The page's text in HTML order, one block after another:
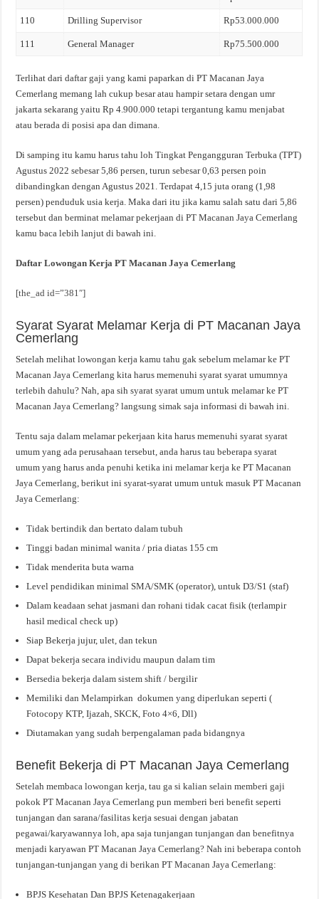
110 Drilling Supervisor Rp53.000.000
111 General Manager Rp75.500.000
Terlihat dari daftar gaji yang kami paparkan di PT Macanan Jaya
Cemerlang memang lah cukup besar atau hampir setara dengan umr
jakarta sekarang yaitu Rp 4.900.000 tetapi tergantung kamu menjabat
atau berada di posisi apa dan dimana.
Di samping itu kamu harus tahu loh Tingkat Pengangguran Terbuka (TPT)
Agustus 2022 sebesar 5,86 persen, turun sebesar 0,63 persen poin
dibandingkan dengan Agustus 2021. Terdapat 4,15 juta orang (1,98
persen) penduduk usia kerja. Maka dari itu jika kamu salah satu dari 5,86
tersebut dan berminat melamar pekerjaan di PT Macanan Jaya Cemerlang
kamu baca lebih lanjut di bawah ini.
Daftar Lowongan Kerja PT Macanan Jaya Cemerlang
[the_ad id=”381″]
Syarat Syarat Melamar Kerja di PT Macanan Jaya
Cemerlang
Setelah melihat lowongan kerja kamu tahu gak sebelum melamar ke PT
Macanan Jaya Cemerlang kita harus memenuhi syarat syarat umumnya
terlebih dahulu? Nah, apa sih syarat syarat umum untuk melamar ke PT
Macanan Jaya Cemerlang? langsung simak saja informasi di bawah ini.
Tentu saja dalam melamar pekerjaan kita harus memenuhi syarat syarat
umum yang ada perusahaan tersebut, anda harus tau beberapa syarat
umum yang harus anda penuhi ketika ini melamar kerja ke PT Macanan
Jaya Cemerlang, berikut ini syarat-syarat umum untuk masuk PT Macanan
Jaya Cemerlang:
Tidak bertindik dan bertato dalam tubuh
Tinggi badan minimal wanita / pria diatas 155 cm
Tidak menderita buta warna
Level pendidikan minimal SMA/SMK (operator), untuk D3/S1 (staf)
Dalam keadaan sehat jasmani dan rohani tidak cacat fisik (terlampir
hasil medical check up)
Siap Bekerja jujur, ulet, dan tekun
Dapat bekerja secara individu maupun dalam tim
Bersedia bekerja dalam sistem shift / bergilir
Memiliki dan Melampirkan dokumen yang diperlukan seperti (
Fotocopy KTP, Ijazah, SKCK, Foto 4×6, Dll)
Diutamakan yang sudah berpengalaman pada bidangnya
Benefit Bekerja di PT Macanan Jaya Cemerlang
Setelah membaca lowongan kerja, tau ga si kalian selain memberi gaji
pokok PT Macanan Jaya Cemerlang pun memberi beri benefit seperti
tunjangan dan sarana/fasilitas kerja sesuai dengan jabatan
pegawai/karyawannya loh, apa saja tunjangan tunjangan dan benefitnya
menjadi karyawan PT Macanan Jaya Cemerlang? Nah ini beberapa contoh
tunjangan-tunjangan yang di berikan PT Macanan Jaya Cemerlang:
BPJS Kesehatan Dan BPJS Ketenagakerjaan